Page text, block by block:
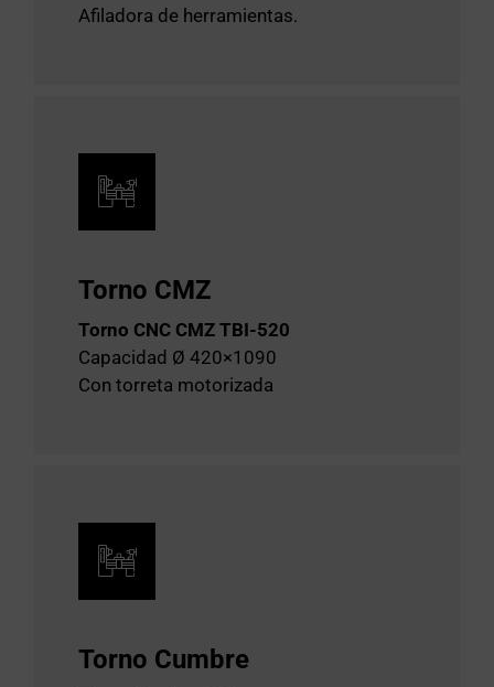
Afiladora de herramientas.
Torno CMZ
Torno CNC CMZ TBI-520
Capacidad Ø 420×1090
Con torreta motorizada
Torno Cumbre